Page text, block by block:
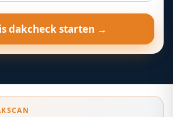
dakcheck starten →